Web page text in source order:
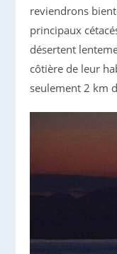
reviendrons
principaux
désertent
côtière de leur
seulement 2 km